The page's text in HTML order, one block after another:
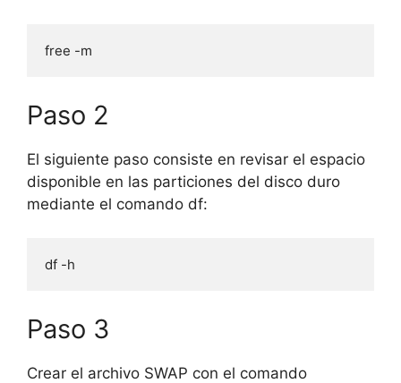
free -m
Paso 2
El siguiente paso consiste en revisar el espacio
disponible en las particiones del disco duro
mediante el comando df:
df -h
Paso 3
Crear el archivo SWAP con el comando